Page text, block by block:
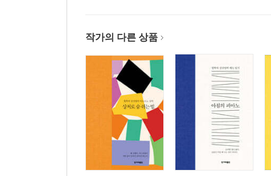
작가의 다른 상품